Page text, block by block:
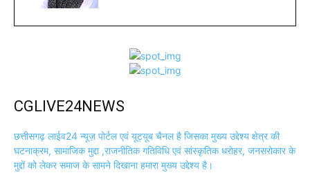
CGLIVE24NEWS
छत्तीसगढ़ लाईव24 न्यूज़ पोर्टल एवं यूट्यूब चैनल है जिसका मुख्य उद्देश्य क्षेत्र की
घटनाक्रम, सामाजिक मुद्दा ,राजनीतिक गतिविधि एवं सांस्कृतिक धरोहर, जनसरोकार के
मुद्दों को लेकर समाज के सामने दिखाना हमारा मुख्य उद्देश्य है।